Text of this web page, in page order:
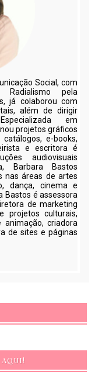
Social, com
pela
já colaborou com
além de dirigir
em
projetos gráficos
e-books,
e escritora é
audiovisuais
Barbara Bastos
nas áreas de artes
dança, cinema e
Bastos é assessora
de marketing
projetos culturais,
animação, criadora
de sites e páginas
AQUI!